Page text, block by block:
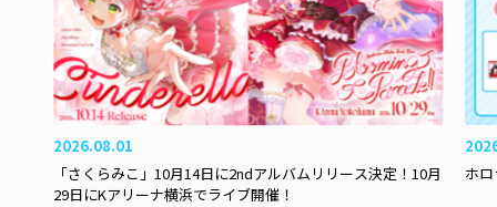
2026.08.01
「さくらみこ」10月14日に2ndアルバムリリース決定！10月
29日にKアリーナ横浜でライブ開催！
ホ